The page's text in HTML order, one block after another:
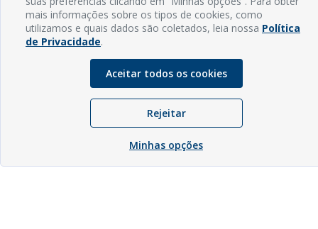
mais informações sobre os tipos de cookies, como
utilizamos e quais dados são coletados, leia nossa Política
de Privacidade.
Aceitar todos os cookies
Rejeitar
Minhas opções